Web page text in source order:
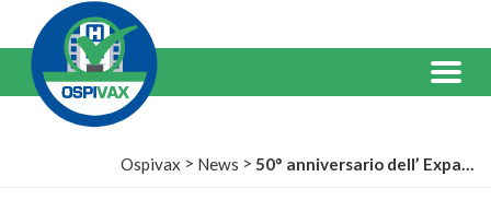
Menu
Ospivax > News > 50° anniversario dell’ Expanded Programme on Immunization (EPI)